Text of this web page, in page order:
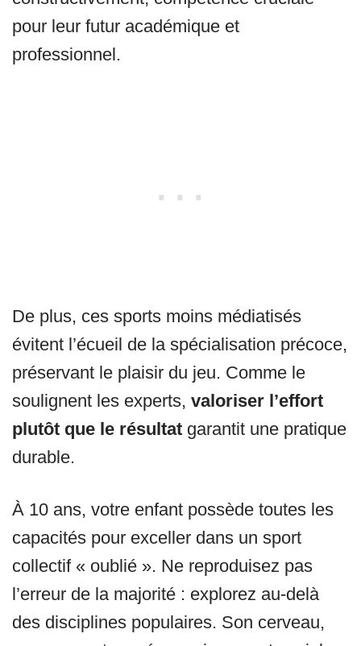
pour leur futur académique et
professionnel.
De plus, ces sports moins médiatisés
évitent l’écueil de la spécialisation précoce,
préservant le plaisir du jeu. Comme le
soulignent les experts, valoriser l’effort
plutôt que le résultat garantit une pratique
durable.
À 10 ans, votre enfant possède toutes les
capacités pour exceller dans un sport
collectif « oublié ». Ne reproduisez pas
l’erreur de la majorité : explorez au-delà
des disciplines populaires. Son cerveau,